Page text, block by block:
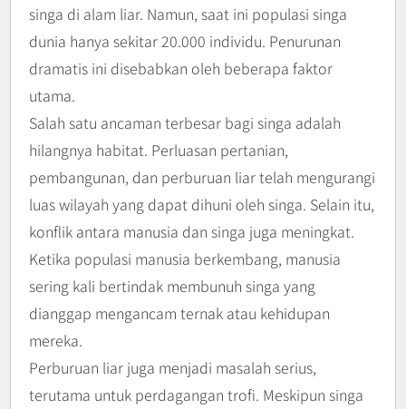
singa di alam liar. Namun, saat ini populasi singa
dunia hanya sekitar 20.000 individu. Penurunan
dramatis ini disebabkan oleh beberapa faktor
utama.
Salah satu ancaman terbesar bagi singa adalah
hilangnya habitat. Perluasan pertanian,
pembangunan, dan perburuan liar telah mengurangi
luas wilayah yang dapat dihuni oleh singa. Selain itu,
konflik antara manusia dan singa juga meningkat.
Ketika populasi manusia berkembang, manusia
sering kali bertindak membunuh singa yang
dianggap mengancam ternak atau kehidupan
mereka.
Perburuan liar juga menjadi masalah serius,
terutama untuk perdagangan trofi. Meskipun singa